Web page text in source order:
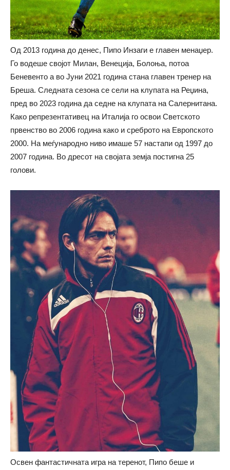
Од 2013 година до денес, Пипо Инзаги е главен менаџер.
Го водеше својот Милан, Венеција, Болоња, потоа
Беневенто а во Јуни 2021 година стана главен тренер на
Бреша. Следната сезона се сели на клупата на Реџина,
пред во 2023 година да седне на клупата на Салернитана.
Како репрезентативец на Италија го освои Светското
првенство во 2006 година како и среброто на Европското
2000. На меѓународно ниво имаше 57 настапи од 1997 до
2007 година. Во дресот на својата земја постигна 25
голови.
Освен фантастичната игра на теренот, Пипо беше и